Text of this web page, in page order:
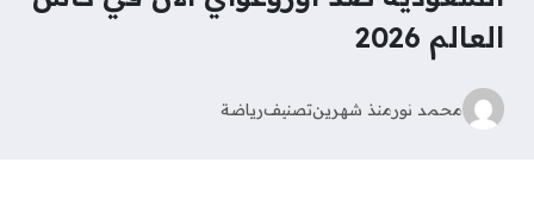
العالم 2026
محمد نورمنذ شهرينتصنيفرياضة